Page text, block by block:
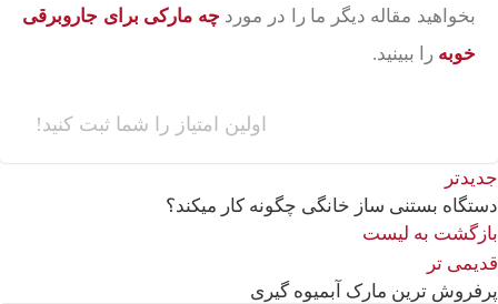
بخواهید مقاله دیگر ما را در مورد چه مارکی برای جاروبرقی
خوبه را ببینید.
اولین امتیاز را شما ثبت کنید!
جدیدتر
دستگاه بستنی ساز خانگی چگونه کار میکند؟
بازگشت به لیست
قدیمی تر
پرفروش ترین مارک آبمیوه گیری